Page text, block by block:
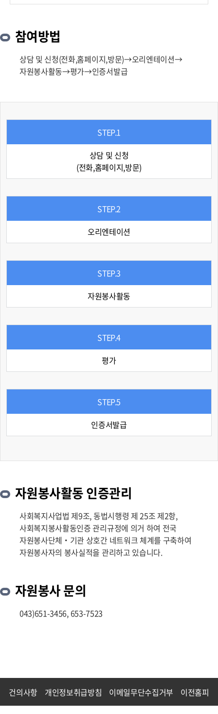
참여방법
상담 및 신청(전화,홈페이지,방문)→오리엔테이션→
자원봉사활동→평가→인증서발급
STEP.1
상담 및 신청
(전화,홈페이지,방문)
STEP.2
오리엔테이션
STEP.3
자원봉사활동
STEP.4
평가
STEP.5
인증서발급
자원봉사활동 인증관리
사회복지사업법 제9조, 동법시행령 제 25조 제2항,
사회복지봉사활동인증 관리규정에 의거 하여 전국
자원봉사단체・기관 상호간 네트워크 체계를 구축하여
자원봉사자의 봉사실적을 관리하고 있습니다.
자원봉사 문의
043)651-3456, 653-7523
건의사항 개인정보취급방침 이메일무단수집거부 이전홈피